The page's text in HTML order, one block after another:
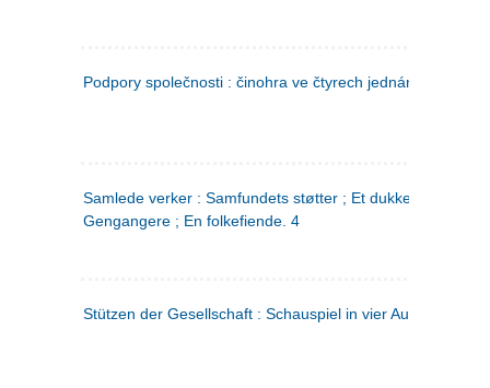
Podpory společnosti : činohra ve čtyrech jednáních
Samlede verker : Samfundets støtter ; Et dukkehjem ;
Gengangere ; En folkefiende. 4
Stützen der Gesellschaft : Schauspiel in vier Aufzügen